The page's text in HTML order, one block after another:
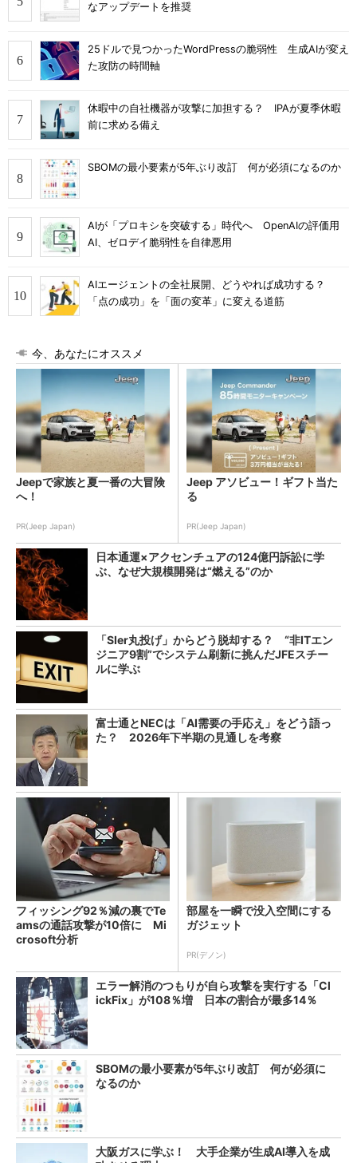
なアップデートを推奨
25ドルで見つかったWordPressの脆弱性 生成AIが変え
た攻防の時間軸
休暇中の自社機器が攻撃に加担する？ IPAが夏季休暇
前に求める備え
SBOMの最小要素が5年ぶり改訂 何が必須になるのか
AIが「プロキシを突破する」時代へ OpenAIの評価用
AI、ゼロデイ脆弱性を自律悪用
AIエージェントの全社展開、どうやれば成功する？
「点の成功」を「面の変革」に変える道筋
今、あなたにオススメ
Jeepで家族と夏一番の大冒険
へ！
PR(Jeep Japan)
Jeep アソビュー！ギフト当た
る
PR(Jeep Japan)
日本通運×アクセンチュアの124億円訴訟に学
ぶ、なぜ大規模開発は“燃える”のか
「SIer丸投げ」からどう脱却する？ “非ITエン
ジニア9割”でシステム刷新に挑んだJFEスチー
ルに学ぶ
富士通とNECは「AI需要の手応え」をどう語っ
た？ 2026年下半期の見通しを考察
フィッシング92％減の裏でTe
amsの通話攻撃が10倍に Mi
crosoft分析
部屋を一瞬で没入空間にする
ガジェット
PR(デノン)
エラー解消のつもりが自ら攻撃を実行する「Cl
ickFix」が108％増 日本の割合が最多14％
SBOMの最小要素が5年ぶり改訂 何が必須に
なるのか
大阪ガスに学ぶ！ 大手企業が生成AI導入を成